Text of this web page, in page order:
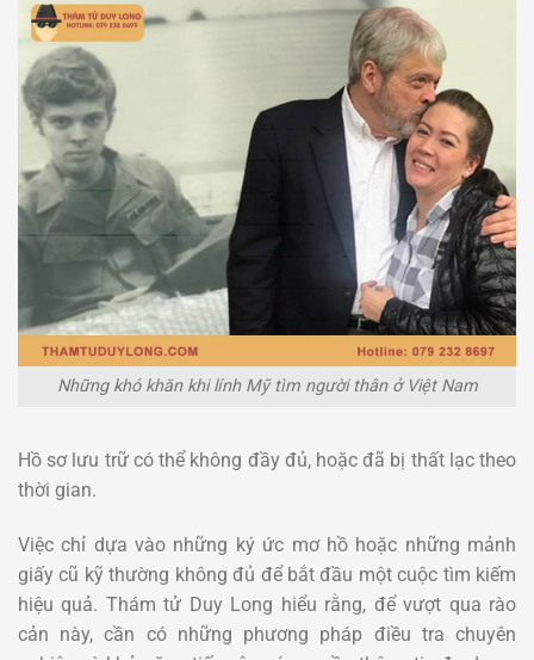
Những khó khăn khi lính Mỹ tìm người thân ở Việt Nam
Hồ sơ lưu trữ có thể không đầy đủ, hoặc đã bị thất lạc theo
thời gian.
Việc chỉ dựa vào những ký ức mơ hồ hoặc những mảnh
giấy cũ kỹ thường không đủ để bắt đầu một cuộc tìm kiếm
hiệu quả. Thám tử Duy Long hiểu rằng, để vượt qua rào
cản này, cần có những phương pháp điều tra chuyên